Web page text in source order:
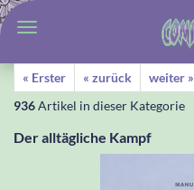
« Erster « zurück weiter »
936Artikel in dieser Kategorie
Der alltägliche Kampf